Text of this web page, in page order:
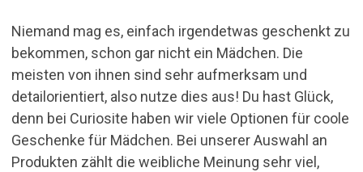
Niemand mag es, einfach irgendetwas geschenkt zu
bekommen, schon gar nicht ein Mädchen. Die
meisten von ihnen sind sehr aufmerksam und
detailorientiert, also nutze dies aus! Du hast Glück,
denn bei Curiosite haben wir viele Optionen für coole
Geschenke für Mädchen. Bei unserer Auswahl an
Produkten zählt die weibliche Meinung sehr viel,